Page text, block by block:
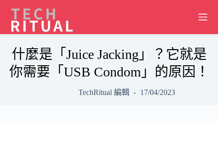
content
什麼是「Juice Jacking」？它就是
你需要「USB Condom」的原因！
TechRitual 編輯 17/04/2023